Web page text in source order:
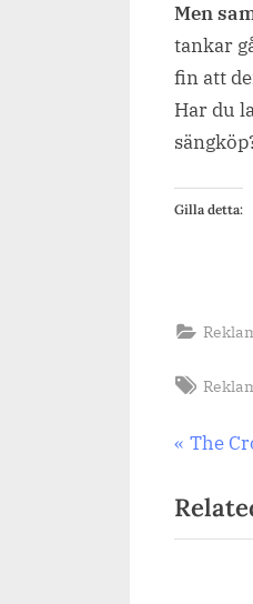
Men
tankar
fin att
Har du
Gilla detta:
Tags:
The